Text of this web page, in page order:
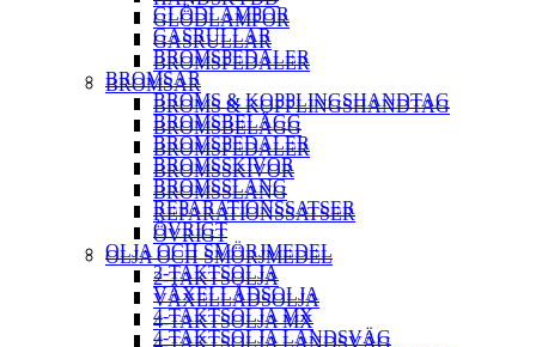
GLÖDLAMPOR
GASRULLAR
BROMSPEDALER
BROMSAR
BROMS & KOPPLINGSHANDTAG
BROMSBELÄGG
BROMSPEDALER
BROMSSKIVOR
BROMSSLANG
REPARATIONSSATSER
ÖVRIGT
OLJA OCH SMÖRJMEDEL
2-TAKTSOLJA
VÄXELLÅDSOLJA
4-TAKTSOLJA MX
4-TAKTSOLJA LANDSVÄG
GLÖDLAMPOR
GASRULLAR
BROMSPEDALER
BROMSAR
BROMS & KOPPLINGSHANDTAG
BROMSBELÄGG
BROMSPEDALER
BROMSSKIVOR
BROMSSLANG
REPARATIONSSATSER
ÖVRIGT
OLJA OCH SMÖRJMEDEL
2-TAKTSOLJA
VÄXELLÅDSOLJA
4-TAKTSOLJA MX
4-TAKTSOLJA LANDSVÄG